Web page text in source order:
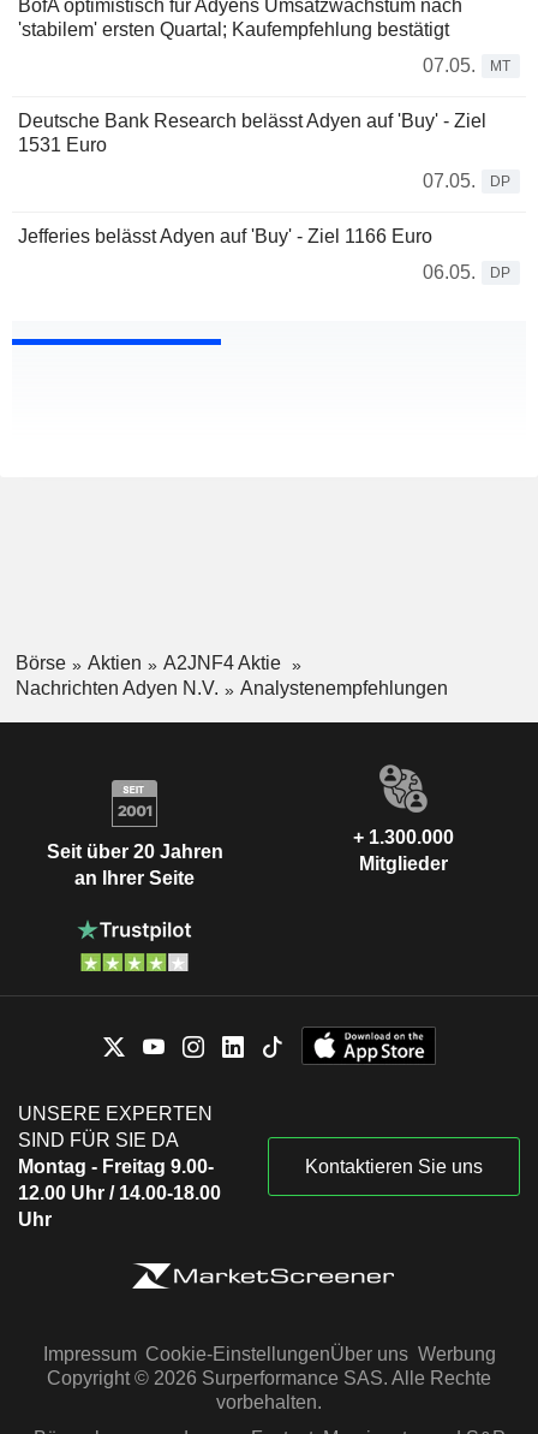
BofA optimistisch für Adyens Umsatzwachstum nach
'stabilem' ersten Quartal; Kaufempfehlung bestätigt
07.05.
MT
Deutsche Bank Research belässt Adyen auf 'Buy' - Ziel
1531 Euro
07.05.
DP
Jefferies belässt Adyen auf 'Buy' - Ziel 1166 Euro
06.05.
DP
Börse Aktien
A2JNF4 Aktie
Nachrichten Adyen N.V.
Analystenempfehlungen
Seit über 20 Jahren
an Ihrer Seite
+ 1.300.000
Mitglieder
UNSERE EXPERTEN
SIND FÜR SIE DA
Montag - Freitag 9.00-
12.00 Uhr / 14.00-18.00
Uhr
Kontaktieren Sie uns
Impressum Cookie-EinstellungenÜber uns Werbung
Copyright © 2026 Surperformance SAS. Alle Rechte
vorbehalten.